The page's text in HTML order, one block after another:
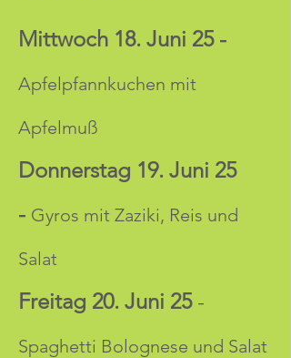
Mittwoch 18. Juni 25 -
Apfelpfannkuchen mit
Apfelmuß
Donnerstag 19. Juni 25
- Gyros mit Zaziki, Reis und
Salat
Freitag 20. Juni 25 -
Spaghetti Bolognese und Salat